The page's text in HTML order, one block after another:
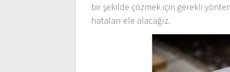
bir şekilde çözmek için gerekli
hataları ele alacağız.